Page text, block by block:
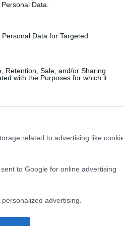
Data.
Data for Targeted
Retention, Sale, and/or Sharing
with the Purposes for which it
related to advertising like
to Google for online advertising
advertising.
related to analytics like cookies
ivott a kelleténélegy nyilvános
meghaladta képességeit.
gel beszél csavargóként, kisstílű
leélt fiatalkoráról